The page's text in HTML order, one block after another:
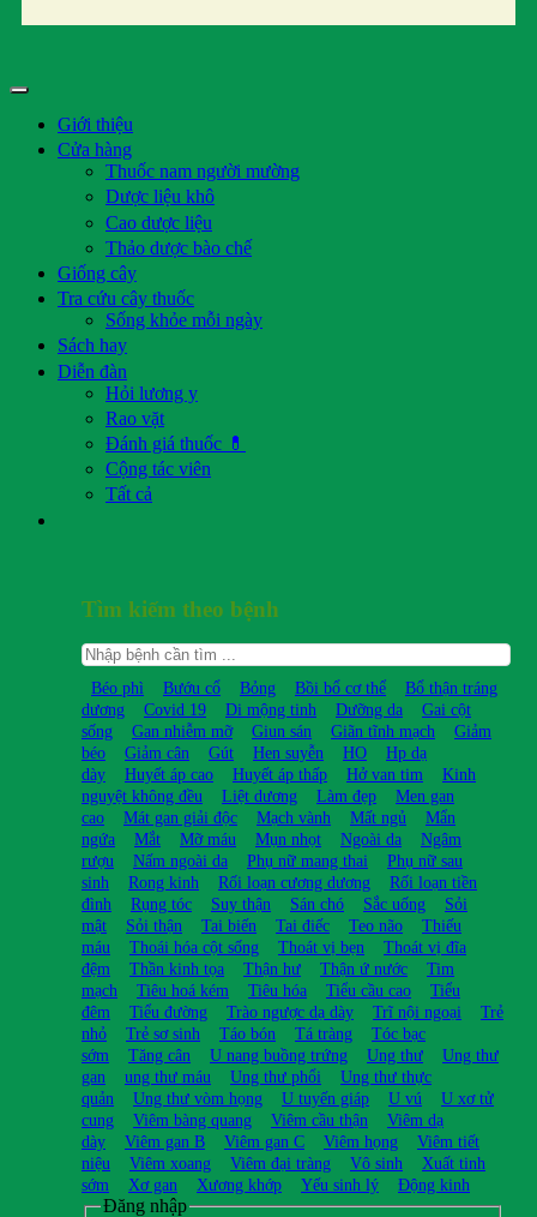
Giới thiệu
Cửa hàng
Thuốc nam người mường
Dược liệu khô
Cao dược liệu
Thảo dược bào chế
Giống cây
Tra cứu cây thuốc
Sống khỏe mỗi ngày
Sách hay
Diễn đàn
Hỏi lương y
Rao vặt
Đánh giá thuốc 💊
Cộng tác viên
Tất cả
Tìm kiếm theo bệnh
Béo phì Bướu cổ Bỏng Bồi bổ cơ thể
Bổ thận tráng
dương
Covid 19 Di mộng tinh Dưỡng da
Gai cột
sống
Gan nhiễm mỡ Giun sán Giãn tĩnh mạch
Giảm
béo
Giảm cân Gút Hen suyễn HO
Hp dạ
dày
Huyết áp cao Huyết áp thấp Hở van tim
Kinh
nguyệt không đều
Liệt dương Làm đẹp
Men gan
cao
Mát gan giải độc Mạch vành Mất ngủ
Mẩn
ngứa
Mắt Mỡ máu Mụn nhọt Ngoài da
Ngâm
rượu
Nấm ngoài da Phụ nữ mang thai
Phụ nữ sau
sinh
Rong kinh Rối loạn cương dương
Rối loạn tiền
đình
Rụng tóc Suy thận Sán chó Sắc uống
Sỏi
mật
Sỏi thận Tai biến Tai điếc Teo não
Thiếu
máu
Thoái hóa cột sống Thoát vị bẹn
Thoát vị đĩa
đệm
Thần kinh tọa Thận hư Thận ứ nước
Tim
mạch
Tiêu hoá kém Tiêu hóa Tiểu cầu cao
Tiểu
đêm
Tiểu đường Trào ngược dạ dày Trĩ nội ngoại
Trẻ
nhỏ
Trẻ sơ sinh Táo bón Tá tràng
Tóc bạc
sớm
Tăng cân U nang buồng trứng Ung thư
Ung thư
gan
ung thư máu Ung thư phổi
Ung thư thực
quản
Ung thư vòm họng U tuyến giáp U vú
U xơ tử
cung
Viêm bàng quang Viêm cầu thận
Viêm dạ
dày
Viêm gan B Viêm gan C Viêm họng
Viêm tiết
niệu
Viêm xoang Viêm đại tràng Vô sinh
Xuất tinh
sớm
Xơ gan Xương khớp Yếu sinh lý Động kinh
Đăng nhập